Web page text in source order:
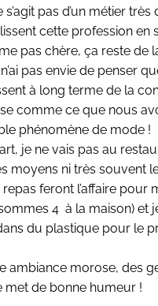
s’agit pas d’un métier
cette profession en
pas chère, ça reste de
pas envie de penser
à long terme de la
comme ce que nous
phénomène de mode !
je ne vais pas au
moyens ni très souvent
repas feront l’affaire
4 à la maison) et
du plastique pour le
ambiance morose, des
met de bonne humeur !